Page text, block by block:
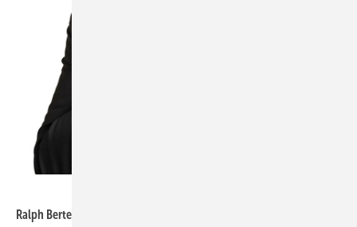
Ralph Bertelt, Vorstand von eQ-3